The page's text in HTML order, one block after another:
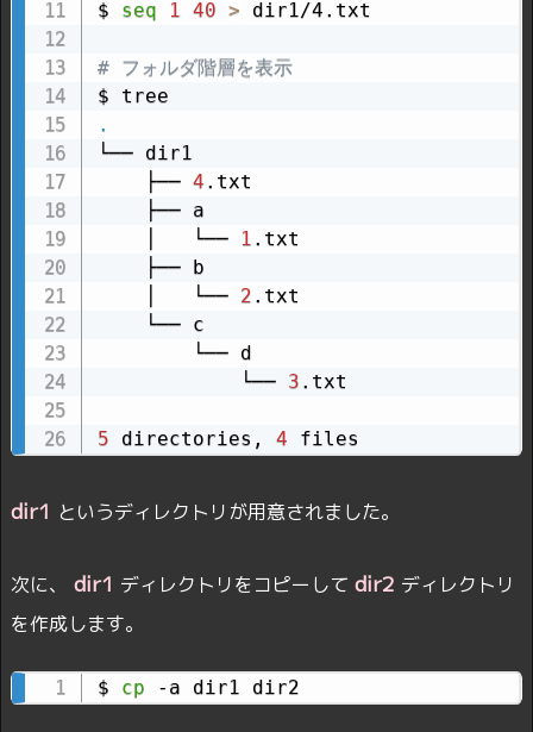
$ seq 1 40 > dir1/4.txt
# フォルダ階層を表示
.
└── dir1
    ├──
4 .txt
    ├── a
    │   └──
1 .txt
    ├── b
    │   └──
2 .txt
    └── c
        └── d
            └──
3 .txt
5 directories, 4 files
dir1 というディレクトリが用意されました。
次に、 dir1 ディレクトリをコピーして dir2 ディレクトリ
を作成します。
$ cp -a dir1 dir2